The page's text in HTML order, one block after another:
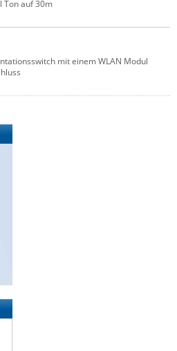
& WLAN
/ Kommunikation
Ton auf 30m
mit einem WLAN Modul